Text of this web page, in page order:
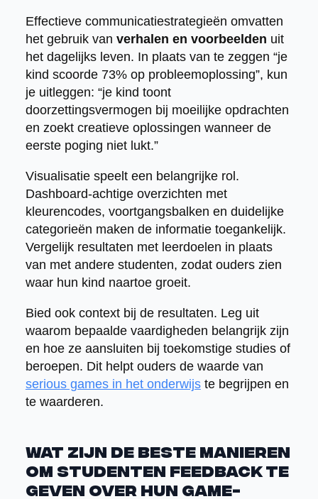
Effectieve communicatiestrategieën omvatten
het gebruik van verhalen en voorbeelden uit
het dagelijks leven. In plaats van te zeggen “je
kind scoorde 73% op probleemoplossing”, kun
je uitleggen: “je kind toont
doorzettingsvermogen bij moeilijke opdrachten
en zoekt creatieve oplossingen wanneer de
eerste poging niet lukt.”
Visualisatie speelt een belangrijke rol.
Dashboard-achtige overzichten met
kleurencodes, voortgangsbalken en duidelijke
categorieën maken de informatie toegankelijk.
Vergelijk resultaten met leerdoelen in plaats
van met andere studenten, zodat ouders zien
waar hun kind naartoe groeit.
Bied ook context bij de resultaten. Leg uit
waarom bepaalde vaardigheden belangrijk zijn
en hoe ze aansluiten bij toekomstige studies of
beroepen. Dit helpt ouders de waarde van
serious games in het onderwijste begrijpen en
te waarderen.
Wat zijn de beste manieren
om studenten feedback te
geven over hun game-